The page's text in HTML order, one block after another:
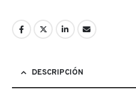
DESCRIPCIÓN